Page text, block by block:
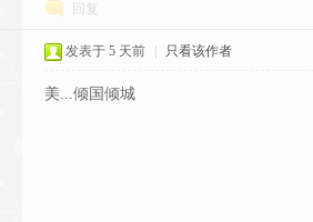
回复
发表于5 天前 只看该作者
美...倾国倾城